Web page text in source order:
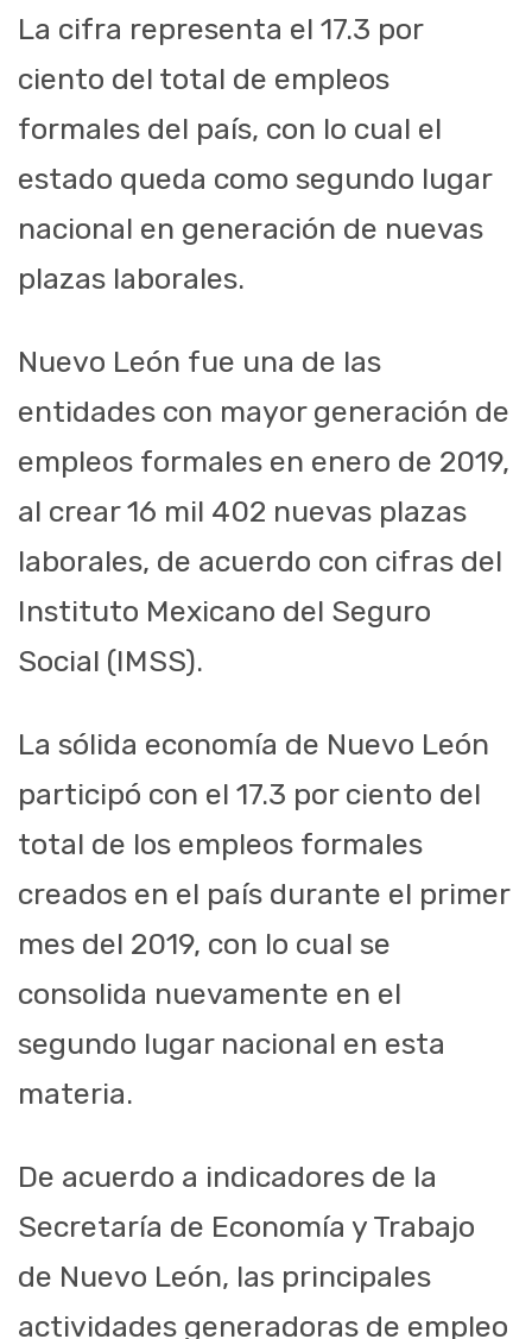
La cifra representa el 17.3 por
ciento del total de empleos
formales del país, con lo cual el
estado queda como segundo lugar
nacional en generación de nuevas
plazas laborales.
Nuevo León fue una de las
entidades con mayor generación de
empleos formales en enero de 2019,
al crear 16 mil 402 nuevas plazas
laborales, de acuerdo con cifras del
Instituto Mexicano del Seguro
Social (IMSS).
La sólida economía de Nuevo León
participó con el 17.3 por ciento del
total de los empleos formales
creados en el país durante el primer
mes del 2019, con lo cual se
consolida nuevamente en el
segundo lugar nacional en esta
materia.
De acuerdo a indicadores de la
Secretaría de Economía y Trabajo
de Nuevo León, las principales
actividades generadoras de empleo